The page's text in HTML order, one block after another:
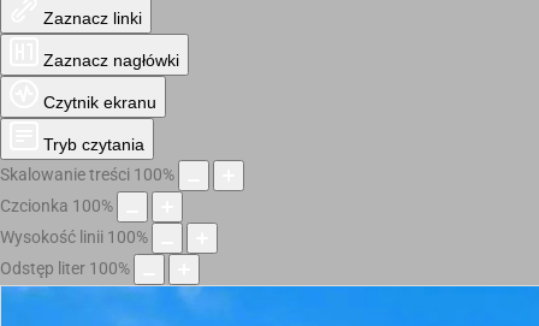
Zaznacz linki
Zaznacz nagłówki
Czytnik ekranu
Tryb czytania
Skalowanie treści 100%
Czcionka 100%
Wysokość linii 100%
Odstęp liter 100%